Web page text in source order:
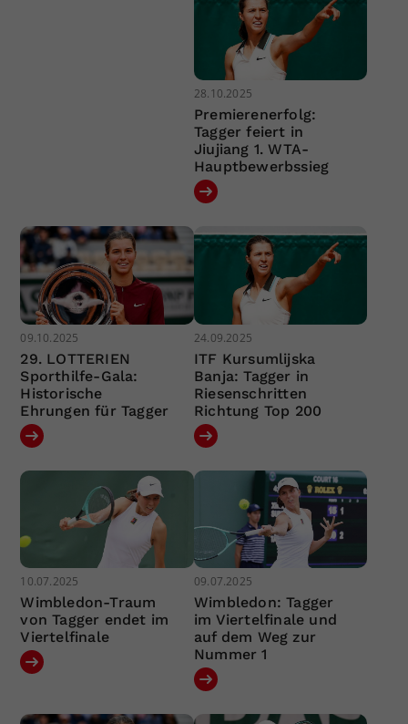
28.10.2025
Premierenerfolg:
Tagger feiert in
Jiujiang 1. WTA-
Hauptbewerbssieg
09.10.2025
29. LOTTERIEN
Sporthilfe-Gala:
Historische
Ehrungen für Tagger
24.09.2025
ITF Kursumlijska
Banja: Tagger in
Riesenschritten
Richtung Top 200
10.07.2025
Wimbledon-Traum
von Tagger endet im
Viertelfinale
09.07.2025
Wimbledon: Tagger
im Viertelfinale und
auf dem Weg zur
Nummer 1